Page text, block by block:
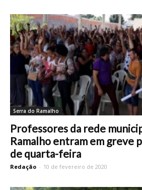
Serra do Ramalho
Professores da rede
Ramalho entram em greve
de quarta-feira
Redação - 10 de fevereiro de 2020